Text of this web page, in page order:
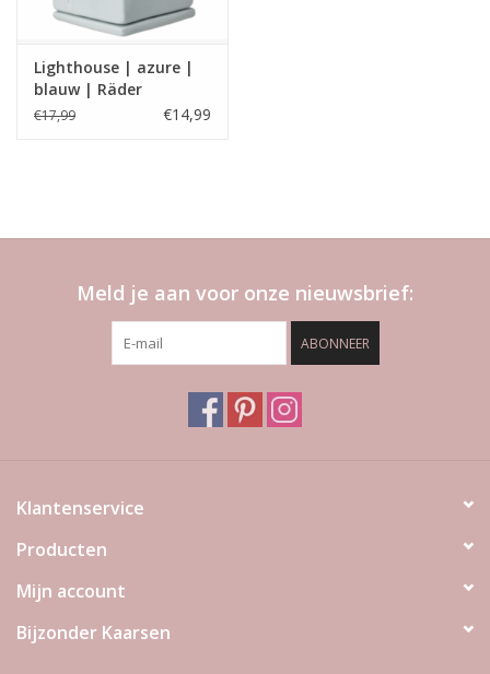
Merken
Lighthouse | azure |
blauw | Räder
€17,99 €14,99
Meld je aan voor onze nieuwsbrief:
ABONNEER
Klantenservice
Producten
Mijn account
Bijzonder Kaarsen